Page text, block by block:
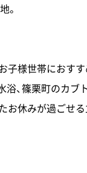
。
子様世帯におすす
、篠栗町のカブ
休みが過ごせる